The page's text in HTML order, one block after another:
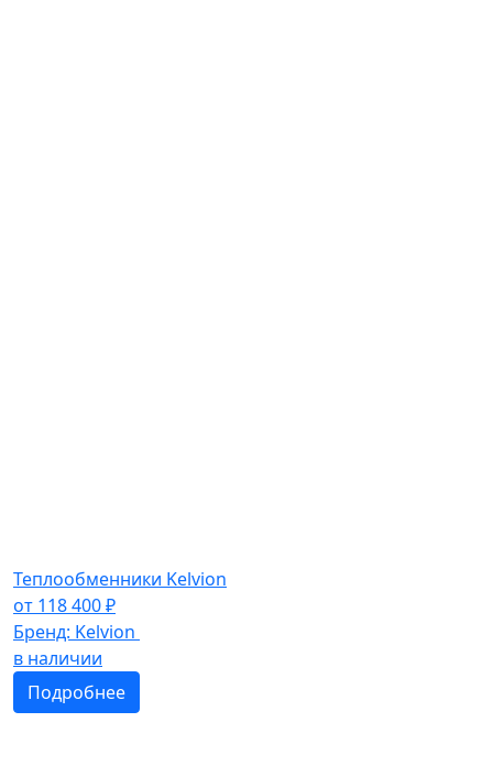
Теплообменники Kelvion
от 118 400₽
Бренд: Kelvion
в наличии
Подробнее